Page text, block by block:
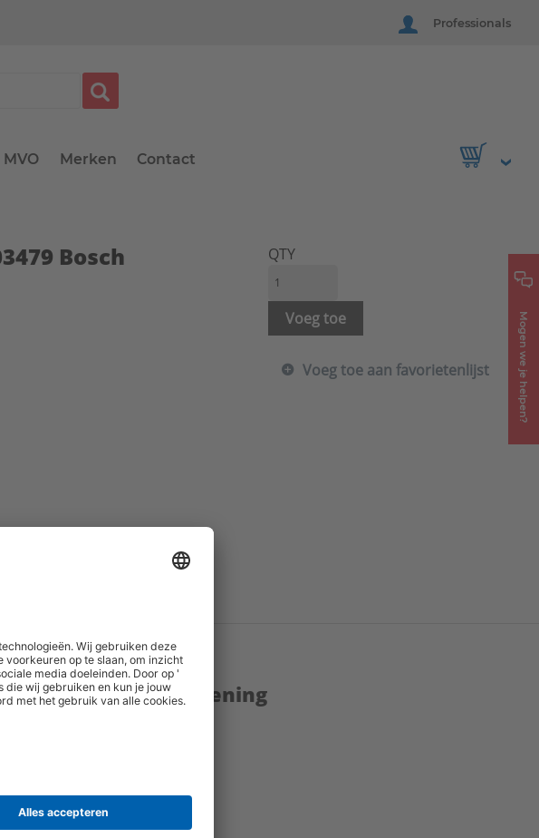
Professionals
MVO Merken Contact
Mogen we je helpen?
Bosch QTY
Voeg toe
Voeg toe aan favorietenlijst
en onze dienstverlening